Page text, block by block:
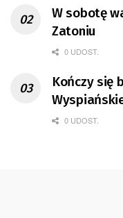
W sobotę
Zatoniu
0 UDOST.
Kończy się
0 UDOST.